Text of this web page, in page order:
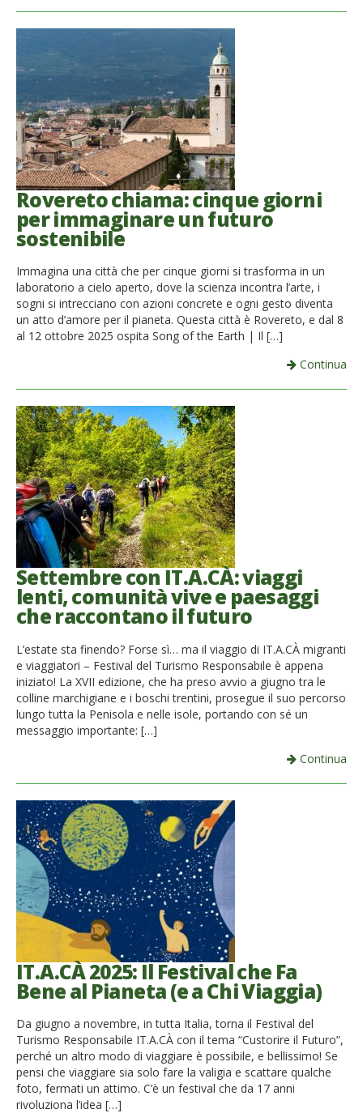
Rovereto chiama: cinque giorni
per immaginare un futuro
sostenibile
Immagina una città che per cinque giorni si trasforma in un
laboratorio a cielo aperto, dove la scienza incontra l’arte, i
sogni si intrecciano con azioni concrete e ogni gesto diventa
un atto d’amore per il pianeta. Questa città è Rovereto, e dal 8
al 12 ottobre 2025 ospita Song of the Earth | Il […]
Continua
Settembre con IT.A.CÀ: viaggi
lenti, comunità vive e paesaggi
che raccontano il futuro
L’estate sta finendo? Forse sì… ma il viaggio di IT.A.CÀ migranti
e viaggiatori – Festival del Turismo Responsabile è appena
iniziato! La XVII edizione, che ha preso avvio a giugno tra le
colline marchigiane e i boschi trentini, prosegue il suo percorso
lungo tutta la Penisola e nelle isole, portando con sé un
messaggio importante: […]
Continua
IT.A.CÀ 2025: Il Festival che Fa
Bene al Pianeta (e a Chi Viaggia)
Da giugno a novembre, in tutta Italia, torna il Festival del
Turismo Responsabile IT.A.CÀ con il tema “Custorire il Futuro”,
perché un altro modo di viaggiare è possibile, e bellissimo! Se
pensi che viaggiare sia solo fare la valigia e scattare qualche
foto, fermati un attimo. C’è un festival che da 17 anni
rivoluziona l’idea […]